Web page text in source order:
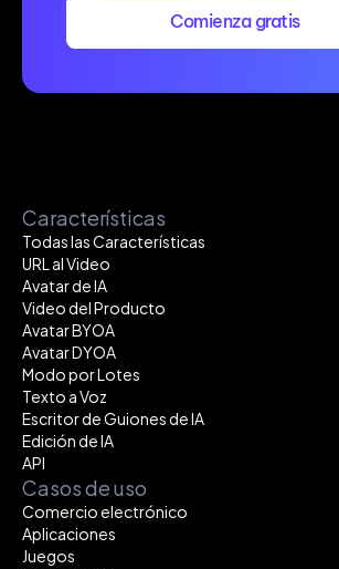
Comienza gratis
Características
Todas las Características
URL al Video
Avatar de IA
Video del Producto
Avatar BYOA
Avatar DYOA
Modo por Lotes
Texto a Voz
Escritor de Guiones de IA
Edición de IA
API
Casos de uso
Comercio electrónico
Aplicaciones
Juegos